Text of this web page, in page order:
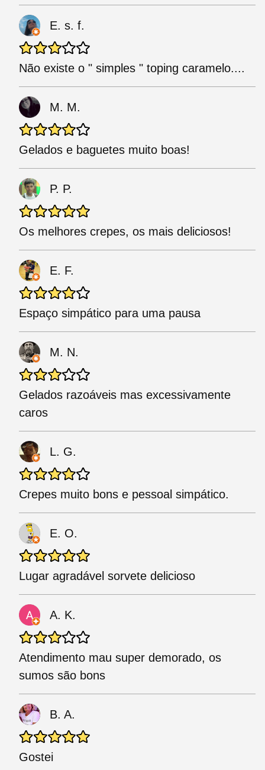
E. s. f.
Não existe o " simples " toping caramelo....
M. M.
Gelados e baguetes muito boas!
P. P.
Os melhores crepes, os mais deliciosos!
E. F.
Espaço simpático para uma pausa
M. N.
Gelados razoáveis mas excessivamente
caros
L. G.
Crepes muito bons e pessoal simpático.
E. O.
Lugar agradável sorvete delicioso
A. K.
Atendimento mau super demorado, os
sumos são bons
B. A.
Gostei